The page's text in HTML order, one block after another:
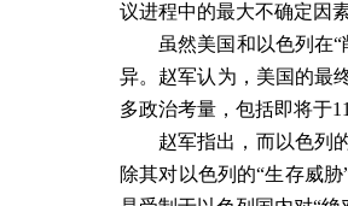
议进程中的最大不确定因
虽然美国和以色列在
异。赵军认为，美国的最
多政治考量，包括即将于11
赵军指出，而以色列
除其对以色列的“生存威